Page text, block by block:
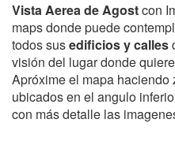
Vista Aerea de Agostcon
maps donde puede
todos susedificios y calles
visión del lugar donde
Apróxime el mapa haciendo
ubicados en el angulo
con más detalle las